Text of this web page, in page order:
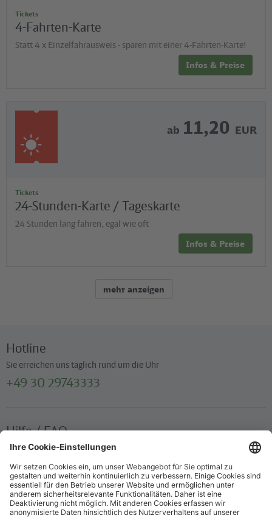
Tickets
4-Fahrten-Karte
Statt 4 x Einzelfahrausweis - sparen mit einer 4-Fahrten-Karte!
Infos & Preise
ab 11,20 EUR
Tickets
24-Stunden-Karte / Tageskarte
24 Stunden lang fahren, egal wie oft
Infos & Preise
mehr anzeigen
Hotline
Sie erreichen uns täglich rund um die Uhr
+49 30 29743333
Hilfe / FAQ
Die wichtigsten Antworten und Hilfestellungen für unterwegs
Verkaufsstellen
Ticketverkauf und persönliche Beratung